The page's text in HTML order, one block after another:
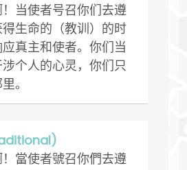
当使者号召你们去遵
生命的（教训）的时
真主和使者。你们当
个人的心灵，你们只
。
當使者號召你們去遵